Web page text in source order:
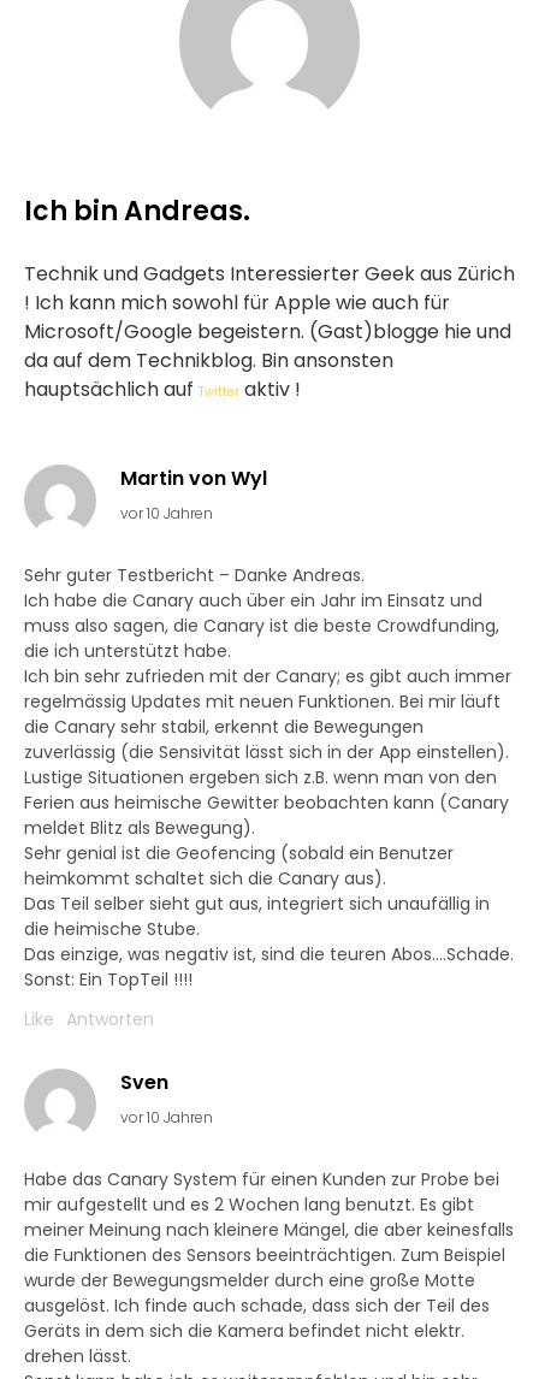
Ich bin Andreas.
Technik und Gadgets Interessierter Geek aus Zürich
! Ich kann mich sowohl für Apple wie auch für
Microsoft/Google begeistern. (Gast)blogge hie und
da auf dem Technikblog. Bin ansonsten
hauptsächlich auf Twitter aktiv !
Martin von Wyl
vor 10 Jahren
Sehr guter Testbericht – Danke Andreas.
Ich habe die Canary auch über ein Jahr im Einsatz und
muss also sagen, die Canary ist die beste Crowdfunding,
die ich unterstützt habe.
Ich bin sehr zufrieden mit der Canary; es gibt auch immer
regelmässig Updates mit neuen Funktionen. Bei mir läuft
die Canary sehr stabil, erkennt die Bewegungen
zuverlässig (die Sensivität lässt sich in der App einstellen).
Lustige Situationen ergeben sich z.B. wenn man von den
Ferien aus heimische Gewitter beobachten kann (Canary
meldet Blitz als Bewegung).
Sehr genial ist die Geofencing (sobald ein Benutzer
heimkommt schaltet sich die Canary aus).
Das Teil selber sieht gut aus, integriert sich unaufällig in
die heimische Stube.
Das einzige, was negativ ist, sind die teuren Abos….Schade.
Sonst: Ein TopTeil !!!!
Like Antworten
Sven
vor 10 Jahren
Habe das Canary System für einen Kunden zur Probe bei
mir aufgestellt und es 2 Wochen lang benutzt. Es gibt
meiner Meinung nach kleinere Mängel, die aber keinesfalls
die Funktionen des Sensors beeinträchtigen. Zum Beispiel
wurde der Bewegungsmelder durch eine große Motte
ausgelöst. Ich finde auch schade, dass sich der Teil des
Geräts in dem sich die Kamera befindet nicht elektr.
drehen lässt.